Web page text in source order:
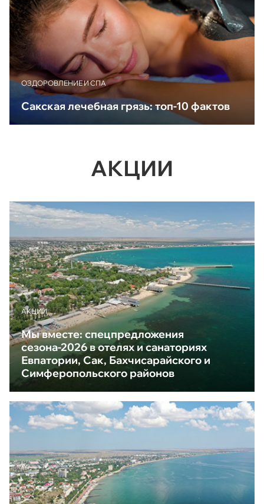
ОЗДОРОВЛЕНИЕ И СПА
Сакская лечебная грязь: топ-10 фактов
АКЦИИ
АКЦИИ
Мы вместе: спецпредложения
сезона-2026 в отелях и санаториях
Евпатории, Сак, Бахчисарайского и
Симферопольского районов